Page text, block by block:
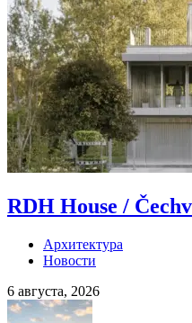
RDH House /
Архитектура
Новости
6 августа, 2026